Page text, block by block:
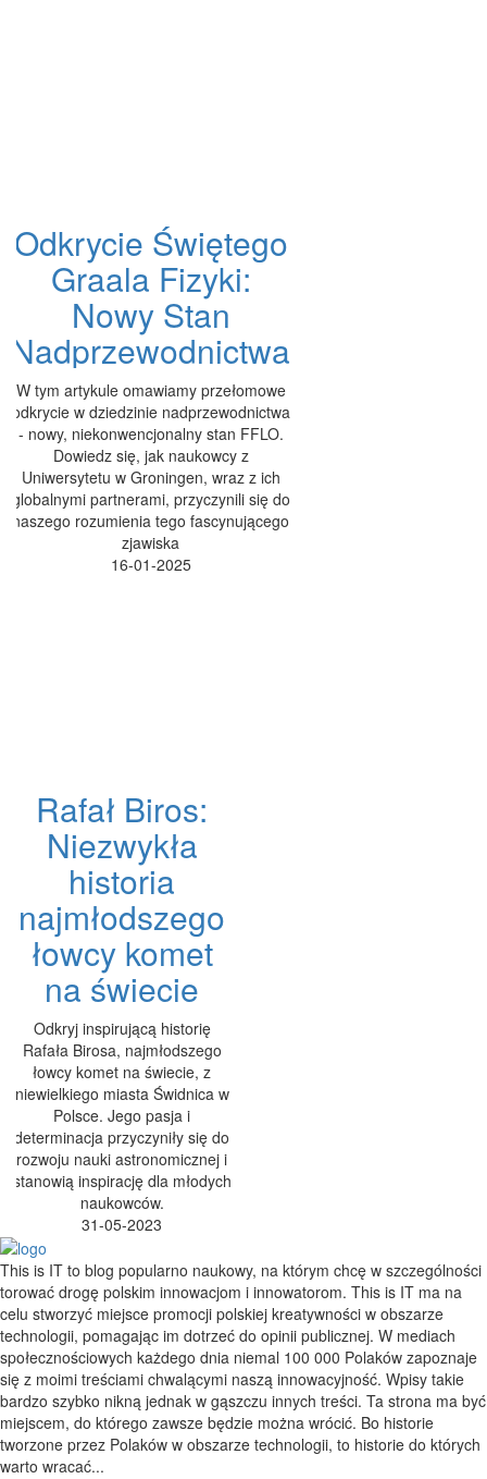
Odkrycie Świętego
Graala Fizyki:
Nowy Stan
Nadprzewodnictwa
W tym artykule omawiamy przełomowe
odkrycie w dziedzinie nadprzewodnictwa
- nowy, niekonwencjonalny stan FFLO.
Dowiedz się, jak naukowcy z
Uniwersytetu w Groningen, wraz z ich
globalnymi partnerami, przyczynili się do
naszego rozumienia tego fascynującego
zjawiska
16-01-2025
Rafał Biros:
Niezwykła
historia
najmłodszego
łowcy komet
na świecie
Odkryj inspirującą historię
Rafała Birosa, najmłodszego
łowcy komet na świecie, z
niewielkiego miasta Świdnica w
Polsce. Jego pasja i
determinacja przyczyniły się do
rozwoju nauki astronomicznej i
stanowią inspirację dla młodych
naukowców.
31-05-2023
This is IT to blog popularno naukowy, na którym chcę w szczególności
torować drogę polskim innowacjom i innowatorom. This is IT ma na
celu stworzyć miejsce promocji polskiej kreatywności w obszarze
technologii, pomagając im dotrzeć do opinii publicznej. W mediach
społecznościowych każdego dnia niemal 100 000 Polaków zapoznaje
się z moimi treściami chwalącymi naszą innowacyjność. Wpisy takie
bardzo szybko nikną jednak w gąszczu innych treści. Ta strona ma być
miejscem, do którego zawsze będzie można wrócić. Bo historie
tworzone przez Polaków w obszarze technologii, to historie do których
warto wracać...